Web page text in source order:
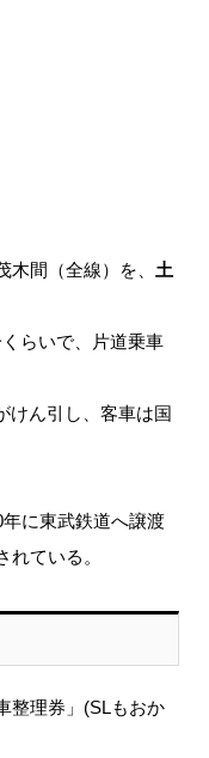
木間（全線）を、 土
らいで、片道乗車
けん引し、客車は国
に東武鉄道へ譲渡
ている。
整理券」(SLもおか